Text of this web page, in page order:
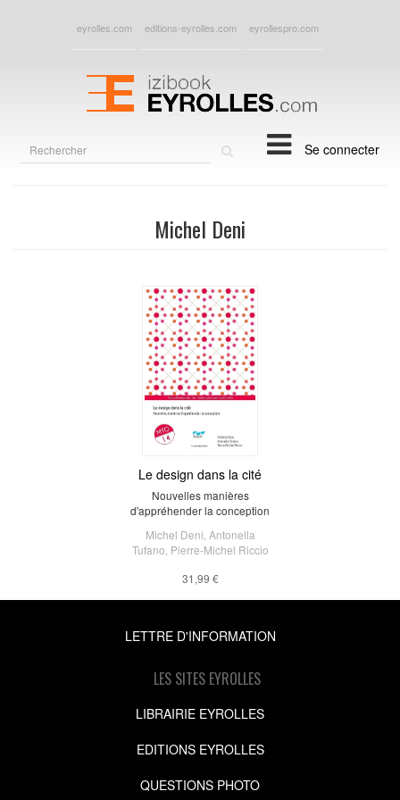
eyrolles.com editions-eyrolles.com eyrollespro.com
Se connecter
Michel Deni
Le design dans la cité
Nouvelles manières
d'appréhender la conception
Michel Deni Antonella
Tufano Pierre-Michel Riccio
31,99 €
LETTRE D'INFORMATION
LES SITES EYROLLES
LIBRAIRIE EYROLLES
EDITIONS EYROLLES
QUESTIONS PHOTO